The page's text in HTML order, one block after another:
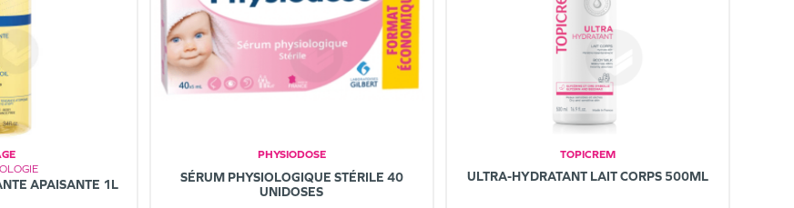
APAISANTE 1L
PHYSIODOSE
SÉRUM PHYSIOLOGIQUE STÉRILE 40
UNIDOSES
TOPICREM
ULTRA-HYDRATANT LAIT CORPS 500ML